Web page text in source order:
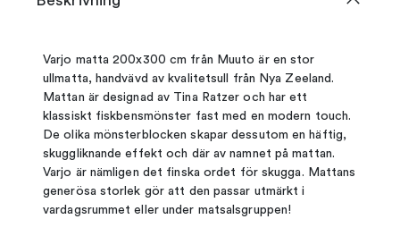
Varjo matta 200x300 cm från Muuto är en stor
ullmatta, handvävd av kvalitetsull från Nya Zeeland.
Mattan är designad av Tina Ratzer och har ett
klassiskt fiskbensmönster fast med en modern touch.
De olika mönsterblocken skapar dessutom en häftig,
skuggliknande effekt och där av namnet på mattan.
Varjo är nämligen det finska ordet för skugga. Mattans
generösa storlek gör att den passar utmärkt i
vardagsrummet eller under matsalsgruppen!